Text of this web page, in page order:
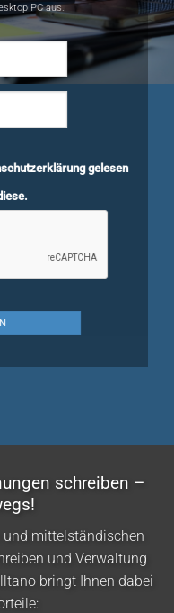
PC aus.
gelesen
schreiben –
mittelständischen
und Verwaltung
bringt Ihnen dabei